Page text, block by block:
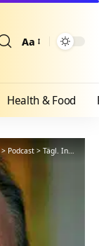
Aa
Health & Food
> Podcast > Tägl. Inspiration